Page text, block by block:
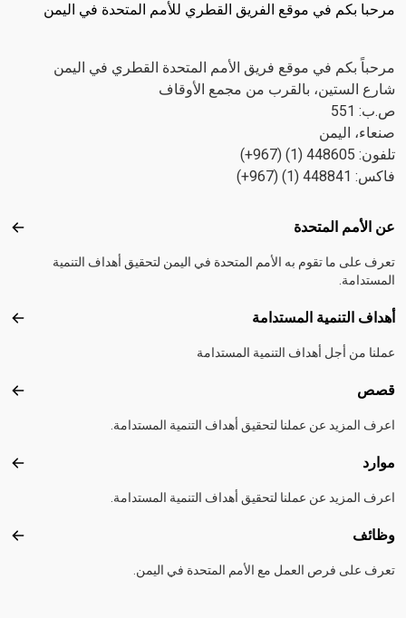
مرحبا بكم في موقع الفريق القطري للأمم المتحدة في اليمن
مرحباً بكم في موقع فريق الأمم المتحدة القطري في اليمن
شارع الستين، بالقرب من مجمع الأوقاف
ص.ب: 551
صنعاء، اليمن
تلفون: 448605 (1) (967+)
فاكس: 448841 (1) (967+)
Footer menu
عن الأمم المتحدة عن
تعرف على ما تقوم به الأمم المتحدة في اليمن لتحقيق أهداف التنمية
المستدامة.
أهداف التنمية المستدامة
عملنا من أجل أهداف التنمية المستدامة
قصص
اعرف المزيد عن عملنا لتحقيق أهداف التنمية المستدامة.
موارد
اعرف المزيد عن عملنا لتحقيق أهداف التنمية المستدامة.
وظائف
تعرف على فرص العمل مع الأمم المتحدة في اليمن.